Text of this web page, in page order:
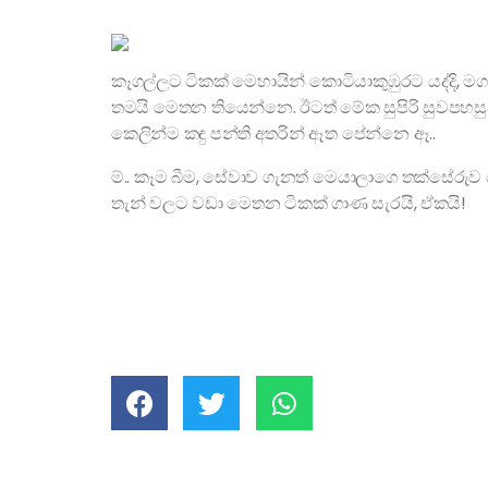
කෑගල්ලට ටිකක් මෙහායින් කොටියාකුඹුරට
තමයි මෙතන තියෙන්නෙ. ඊටත් මේක සුපිරි
කෙලින්ම කඳු පන්ති අතරින් ඈත පේන්නෙ ඈ..
ම්.. කෑම බීම, සේවාව ගැනත් මෙයාලාගෙ
තැන් වලට වඩා මෙතන ටිකක් ගාණ සැරයි, ඒකයි!